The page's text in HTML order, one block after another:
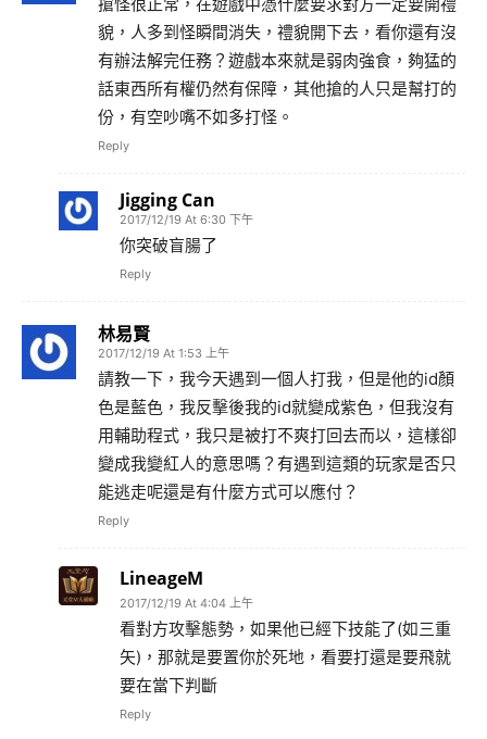
貌，人多到怪瞬間消失，禮貌開下去，看你還有沒
有辦法解完任務？遊戲本來就是弱肉強食，夠猛的
話東西所有權仍然有保障，其他搶的人只是幫打的
份，有空吵嘴不如多打怪。
Reply
Jigging Can
2017/12/19 At 6:30 下午
你突破盲腸了
Reply
林易賢
2017/12/19 At 1:53 上午
請教一下，我今天遇到一個人打我，但是他的id顏
色是藍色，我反擊後我的id就變成紫色，但我沒有
用輔助程式，我只是被打不爽打回去而以，這樣卻
變成我變紅人的意思嗎？有遇到這類的玩家是否只
能逃走呢還是有什麼方式可以應付？
Reply
LineageM
2017/12/19 At 4:04 上午
看對方攻擊態勢，如果他已經下技能了(如三重
矢)，那就是要置你於死地，看要打還是要飛就
要在當下判斷
Reply